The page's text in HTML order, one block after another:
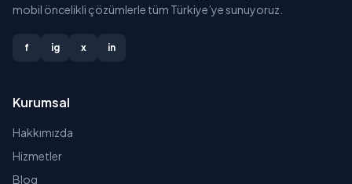
mobil öncelikli çözümlerle tüm Türkiye’ye sunuyoruz.
f ig x in
Kurumsal
Hakkımızda
Hizmetler
Blog